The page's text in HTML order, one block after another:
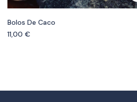
Bolos De Caco
11,00 €